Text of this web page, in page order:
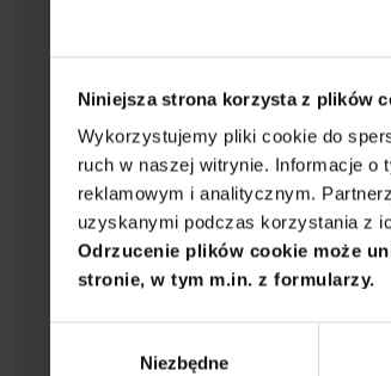
Niniejsza strona korzysta z plików
Wykorzystujemy pliki cookie do
ruch w naszej witrynie. Informacje o
reklamowym i analitycznym.
uzyskanymi podczas korzystania z
Odrzucenie plików cookie może
stronie, w tym m.in. z formularzy.
Niezbędne
akademicka.
międzynarodowym
różnych etapach
Prowadząca
Anna Sieroń